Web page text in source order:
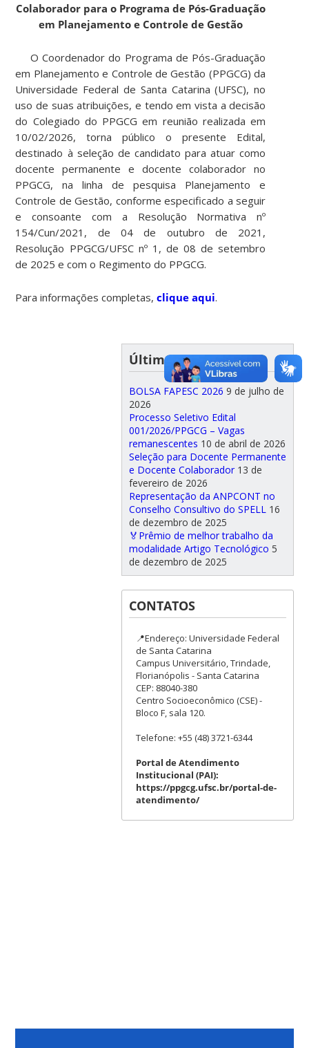
Colaborador para o Programa de Pós-Graduação
em Planejamento e Controle de Gestão
O Coordenador do Programa de Pós-Graduação
em Planejamento e Controle de Gestão (PPGCG) da
Universidade Federal de Santa Catarina (UFSC), no
uso de suas atribuições, e tendo em vista a decisão
do Colegiado do PPGCG em reunião realizada em
10/02/2026, torna público o presente Edital,
destinado à seleção de candidato para atuar como
docente permanente e docente colaborador no
PPGCG, na linha de pesquisa Planejamento e
Controle de Gestão, conforme especificado a seguir
e consoante com a Resolução Normativa nº
154/Cun/2021, de 04 de outubro de 2021,
Resolução PPGCG/UFSC nº 1, de 08 de setembro
de 2025 e com o Regimento do PPGCG.
Para informações completas,clique aqui.
Últimas publicações
BOLSA FAPESC 2026 9 de julho de
2026
Processo Seletivo Edital
001/2026/PPGCG – Vagas
remanescentes 10 de abril de 2026
Seleção para Docente Permanente
e Docente Colaborador 13 de
fevereiro de 2026
Representação da ANPCONT no
Conselho Consultivo do SPELL 16
de dezembro de 2025
🏅Prêmio de melhor trabalho da
modalidade Artigo Tecnológico 5
de dezembro de 2025
CONTATOS
📍Endereço: Universidade Federal
de Santa Catarina
Campus Universitário, Trindade,
Florianópolis - Santa Catarina
CEP: 88040-380
Centro Socioeconômico (CSE) -
Bloco F, sala 120.
Telefone: +55 (48) 3721-6344
Portal de Atendimento
Institucional (PAI):
https://ppgcg.ufsc.br/portal-de-
atendimento/